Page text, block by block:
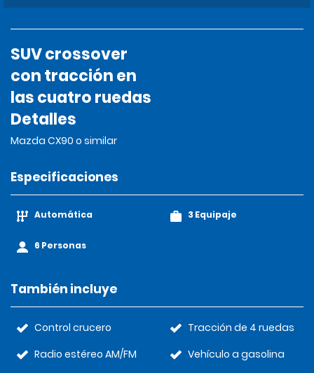
SUV crossover
con tracción en
las cuatro ruedas
Detalles
Mazda CX90 o similar
Especificaciones
Automática
6 Personas
3 Equipaje
También incluye
Control crucero
Radio estéreo AM/FM
Tracción de 4 ruedas
Vehículo a gasolina